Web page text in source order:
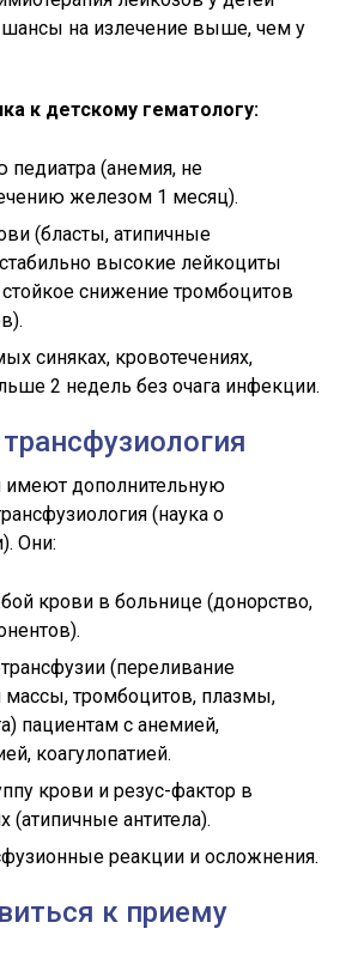
шансы на излечение выше, чем у
к детскому гематологу:
педиатра (анемия, не
железом 1 месяц).
(бласты, атипичные
высокие лейкоциты
снижение тромбоцитов
синяках, кровотечениях,
2 недель без очага инфекции.
имеют дополнительную
(наука о
Они:
крови в больнице (донорство,
(переливание
массы, тромбоцитов, плазмы,
пациентам с анемией,
коагулопатией.
крови и резус-фактор в
(атипичные антитела).
реакции и осложнения.
к приему